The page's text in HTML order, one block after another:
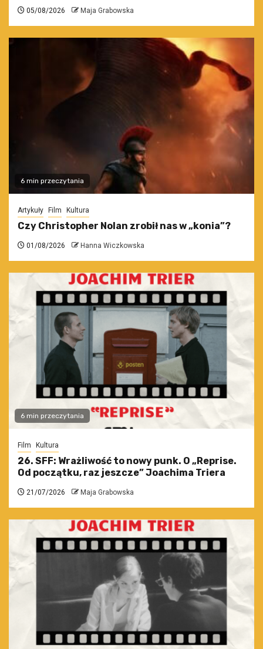
05/08/2026 Maja Grabowska
6 min przeczytania
Artykuły Film Kultura
Czy Christopher Nolan zrobił nas w „konia”?
01/08/2026 Hanna Wiczkowska
6 min przeczytania
Film Kultura
26. SFF: Wrażliwość to nowy punk. O „Reprise.
Od początku, raz jeszcze” Joachima Triera
21/07/2026 Maja Grabowska